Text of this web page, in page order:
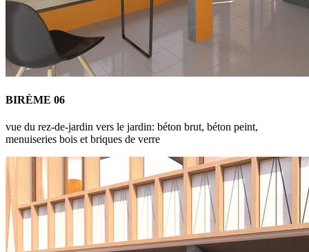
BIRÈME 06
vue du rez-de-jardin vers le jardin: béton brut, béton peint,
menuiseries bois et briques de verre